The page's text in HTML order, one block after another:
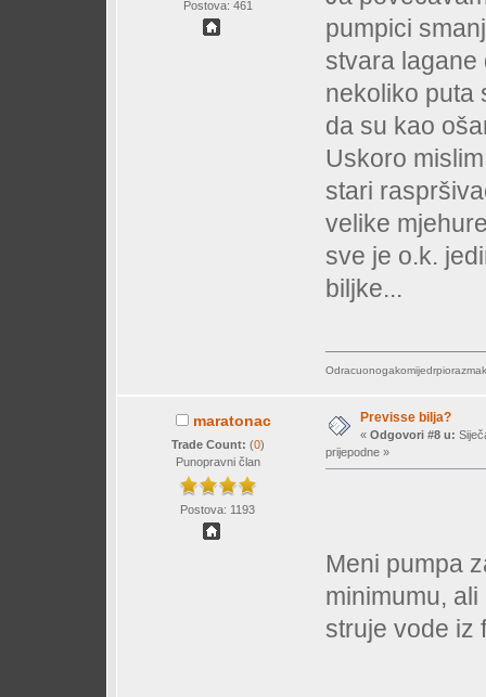
Postova: 461
pumpici
stvara lagane
nekoliko puta
da su kao
Uskoro
stari
velike
sve je o.k.
biljke...
maratonac
Trade Count: (0)
Punopravni član
Postova: 1193
Previsse bilja?
« Odgovori #8 u:
prijepodne »
Meni pumpa
minimumu,
struje vode iz